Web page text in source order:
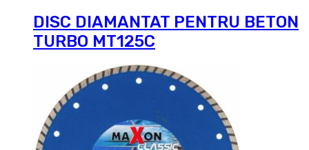
DISC DIAMANTAT PENTRU BETON
TURBO MT125C